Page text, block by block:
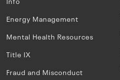
Energy Management
Mental Health Resources
Title IX
Fraud and Misconduct